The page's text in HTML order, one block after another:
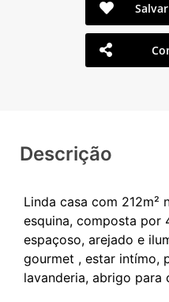
Descrição
Linda casa com 212m²
esquina, composta por
espaçoso, arejado e
gourmet , estar intímo,